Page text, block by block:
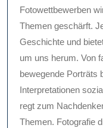
Fotowettbewerben
Themen geschärft.
Geschichte und
um uns herum. Von
bewegende Porträts
Interpretationen
regt zum
Themen. Fotografie